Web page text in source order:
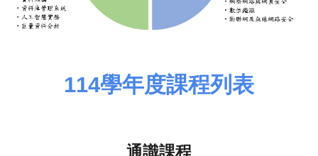
114學年度課程列表
通識課程